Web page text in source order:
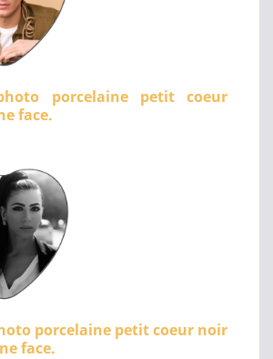
porcelaine petit coeur
face.
porcelaine petit coeur noir
face.